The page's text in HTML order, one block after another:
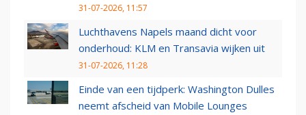
31-07-2026, 11:57
Luchthavens Napels maand dicht voor
onderhoud: KLM en Transavia wijken uit
31-07-2026, 11:28
Einde van een tijdperk: Washington Dulles
neemt afscheid van Mobile Lounges